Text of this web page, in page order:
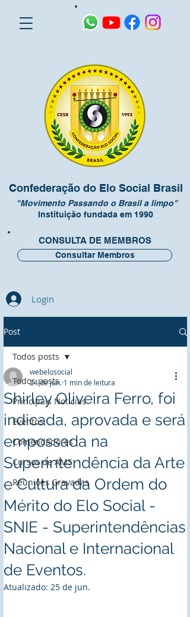
Confederação do Elo Social Brasil
"Movimento Passando o Brasil a limpo"
Instituição fundada em 1990
CONSULTA DE MEMBROS
Consultar Membros
Login
Post
Todos posts
Principais Notícias
Eventos
Comendadores
Cursos de AMS
Reuniões Gravadas
Todos posts
Shirley Oliveira Ferro, foi
indicada, aprovada e será
empossada na
Superintendência da Arte
e Cultura da Ordem do
Mérito do Elo Social -
SNIE - Superintendências
Nacional e Internacional
de Eventos.
webelosocial
24 de jun. 1 min de leitura
Atualizado: 25 de jun.